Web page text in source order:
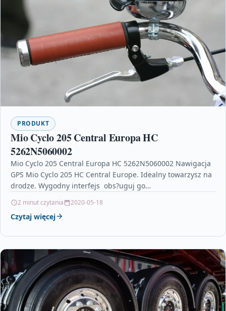
PRODUKT
Mio Cyclo 205 Central Europa HC
5262N5060002
Mio Cyclo 205 Central Europa HC 5262N5060002 Nawigacja
GPS Mio Cyclo 205 HC Central Europe. Idealny towarzysz na
drodze. Wygodny interfejs  obs?uguj go…
2 minut czytania 2020-05-18
Czytaj więcej